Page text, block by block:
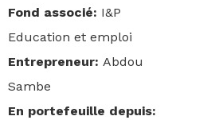
Fond associé: I&P
Education et emploi
Entrepreneur: Abdou
Sambe
En portefeuille depuis: